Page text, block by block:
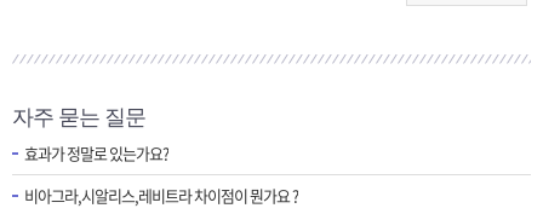
자주 묻는 질문
효과가 정말로 있는가요?
비아그라,시알리스,레비트라 차이점이 뭔가요 ?